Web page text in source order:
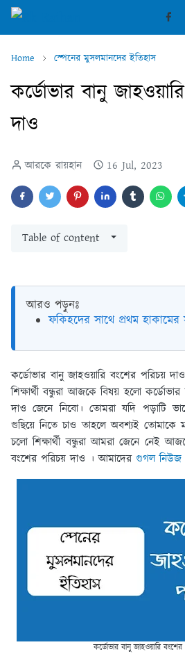
Home স্পেনের মুসলমানদের ইতিহাস
কর্ডোভার বানু
দাও
আরকে রায়হান 16 Jul, 2023
Table of content
আরও পড়ুনঃ
ফকিহদের সাথে প্রথম
কর্ডোভার বানু জাহওয়ারি বংশের পরিচয়
শিক্ষার্থী বন্ধুরা আজকে বিষয় হলো
দাও জেনে নিবো। তোমরা যদি পড়াটি
গুছিয়ে নিতে চাও তাহলে অবশ্যই
চলো শিক্ষার্থী বন্ধুরা আমরা জেনে নেই
বংশের পরিচয় দাও । আমাদের গুগল নিউজ
কর্ডোভার বানু জাহওয়ারি